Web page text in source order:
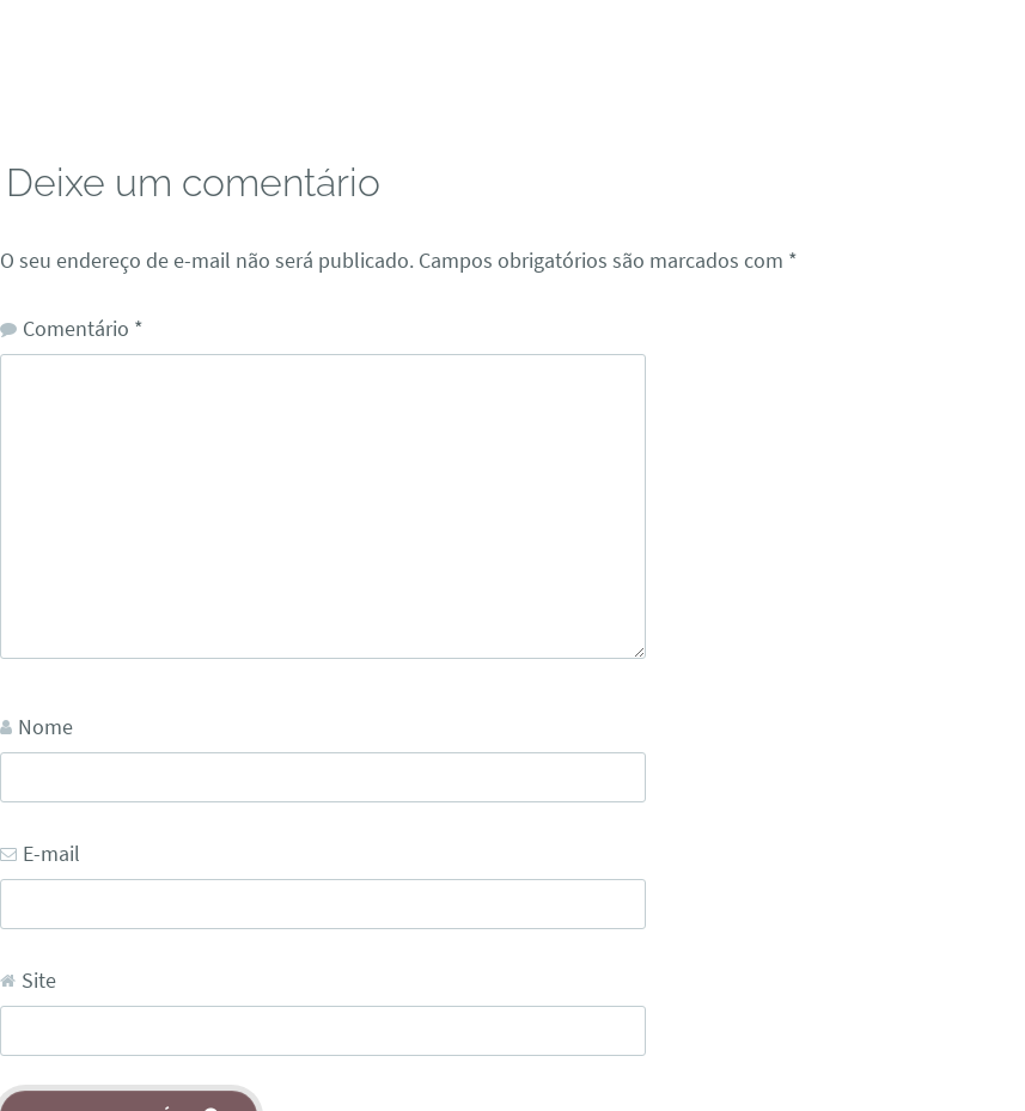
Deixe um comentário
O seu endereço de e-mail não será publicado. Campos obrigatórios são marcados com *
Comentário *
Nome
E-mail
Site